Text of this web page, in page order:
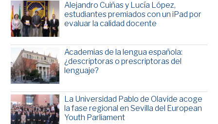
Alejandro Cuiñas y Lucía López,
estudiantes premiados con un iPad por
evaluar la calidad docente
Academias de la lengua española:
¿descriptoras o prescriptoras del
lenguaje?
La Universidad Pablo de Olavide acoge
la fase regional en Sevilla del European
Youth Parliament